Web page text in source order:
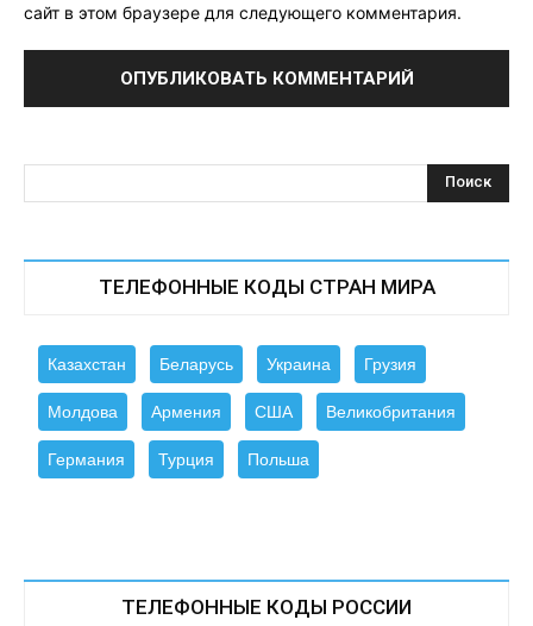
сайт в этом браузере для следующего комментария.
ТЕЛЕФОННЫЕ КОДЫ СТРАН МИРА
Казахстан Беларусь Украина Грузия
Молдова Армения США Великобритания
Германия Турция Польша
ТЕЛЕФОННЫЕ КОДЫ РОССИИ